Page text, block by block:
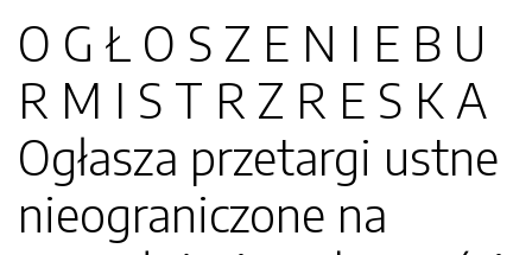
O G Ł O S Z E N I E B U
R M I S T R Z R E S K A
Ogłasza przetargi ustne
nieograniczone na